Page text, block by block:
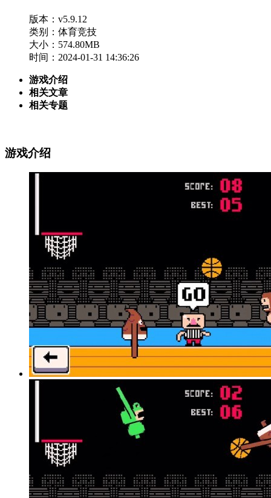
版本：v5.9.12
类别：体育竞技
大小：574.80MB
时间：2024-01-31 14:36:26
游戏介绍
相关文章
相关专题
游戏介绍